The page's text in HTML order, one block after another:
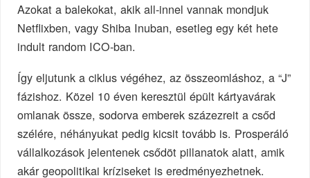
Azokat a balekokat, akik all-innel vannak mondjuk
Netflixben, vagy Shiba Inuban, esetleg egy két hete
indult random ICO-ban.
Így eljutunk a ciklus végéhez, az összeomláshoz, a “J”
fázishoz. Közel 10 éven keresztül épült kártyavárak
omlanak össze, sodorva emberek százezreit a csőd
szélére, néhányukat pedig kicsit tovább is. Prosperáló
vállalkozások jelentenek csődöt pillanatok alatt, amik
akár geopolitikai kríziseket is eredményezhetnek.